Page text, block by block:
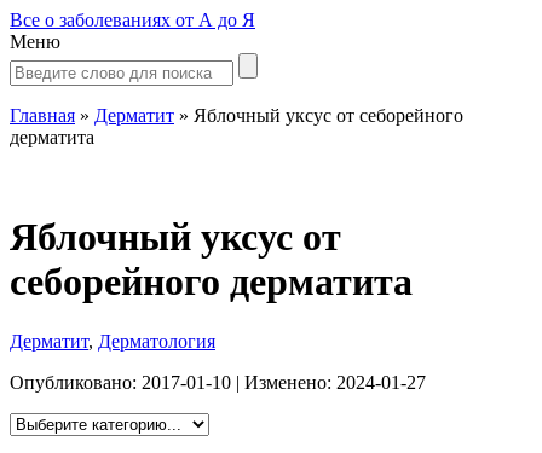
Все о заболеваниях от А до Я
Меню
Главная » Дерматит » Яблочный уксус от себорейного
дерматита
Яблочный уксус от
себорейного дерматита
Дерматит, Дерматология
Опубликовано: 2017-01-10 | Изменено: 2024-01-27